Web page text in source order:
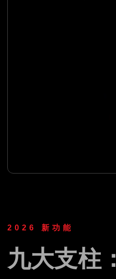
2026 新功能
九大支柱